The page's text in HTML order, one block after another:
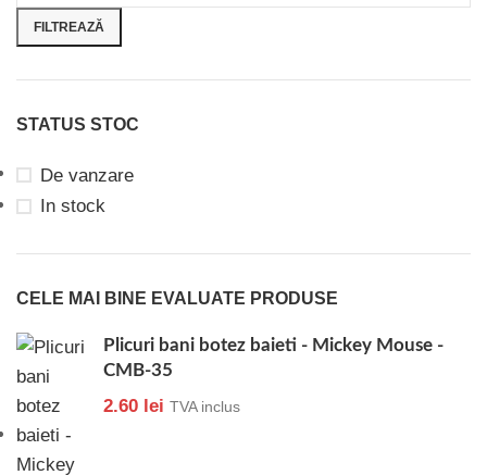
FILTREAZĂ
STATUS STOC
De vanzare
In stock
CELE MAI BINE EVALUATE PRODUSE
Plicuri bani botez baieti - Mickey Mouse -
CMB-35
2.60 lei TVA inclus